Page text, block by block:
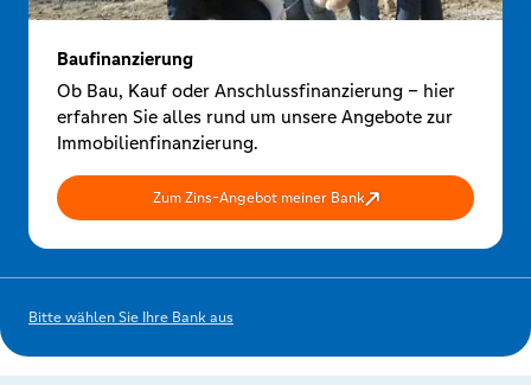
Baufinanzierung
Ob Bau, Kauf oder Anschlussfinanzierung – hier
erfahren Sie alles rund um unsere Angebote zur
Immobilienfinanzierung.
Zum Zins-Angebot meiner Bank
Bitte wählen Sie Ihre Bank aus